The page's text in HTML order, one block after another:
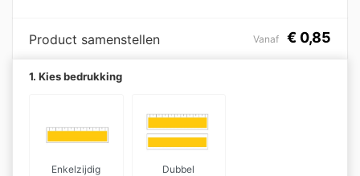
Product samenstellen Vanaf € 0,85
1. Kies bedrukking
Enkelzijdig
Dubbel